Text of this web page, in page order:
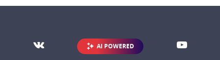
AI POWERED